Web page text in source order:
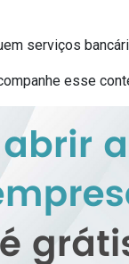
serviços
esse